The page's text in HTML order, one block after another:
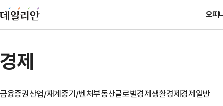
오피
경제
금융증권산업/재계중기/벤처부동산글로벌경제생활경제경제일반